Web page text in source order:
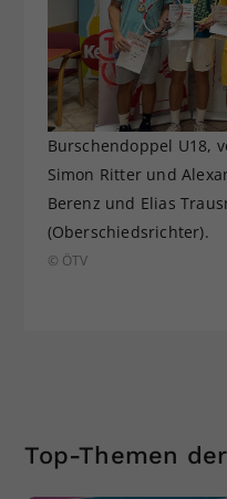
Burschendoppel U18,
Simon Ritter und
Berenz und Elias
(Oberschiedsrichter).
© ÖTV
Top-Themen